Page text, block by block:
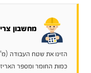
מחשבון
הזינו את שטח העבודה
כמות החומר ומספר